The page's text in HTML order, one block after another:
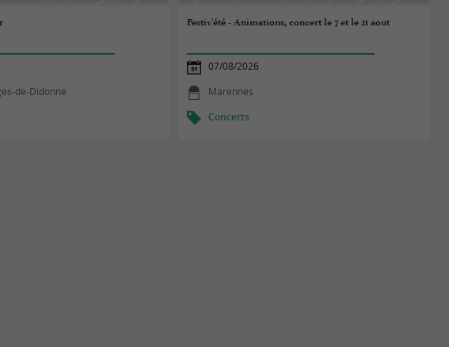
de-Didonne
Festiv'été - Animations, concert le 7 et le 21 aout
07/08/2026
Marennes
Concerts